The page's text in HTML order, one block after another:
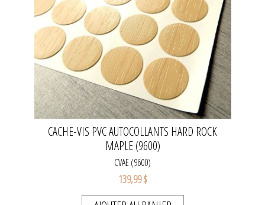
CACHE-VIS PVC AUTOCOLLANTS HARD ROCK
MAPLE (9600)
CVAE (9600)
139,99 $